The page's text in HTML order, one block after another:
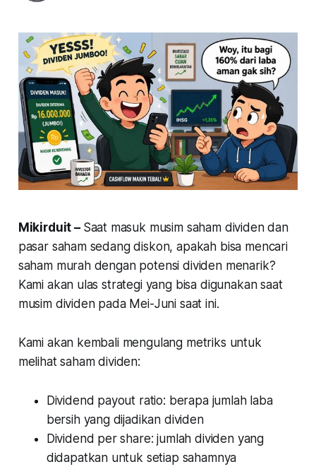
Mikirduit – Saat masuk musim saham dividen dan
pasar saham sedang diskon, apakah bisa mencari
saham murah dengan potensi dividen menarik?
Kami akan ulas strategi yang bisa digunakan saat
musim dividen pada Mei-Juni saat ini.
Kami akan kembali mengulang metriks untuk
melihat saham dividen:
Dividend payout ratio: berapa jumlah laba
bersih yang dijadikan dividen
Dividend per share: jumlah dividen yang
didapatkan untuk setiap sahamnya